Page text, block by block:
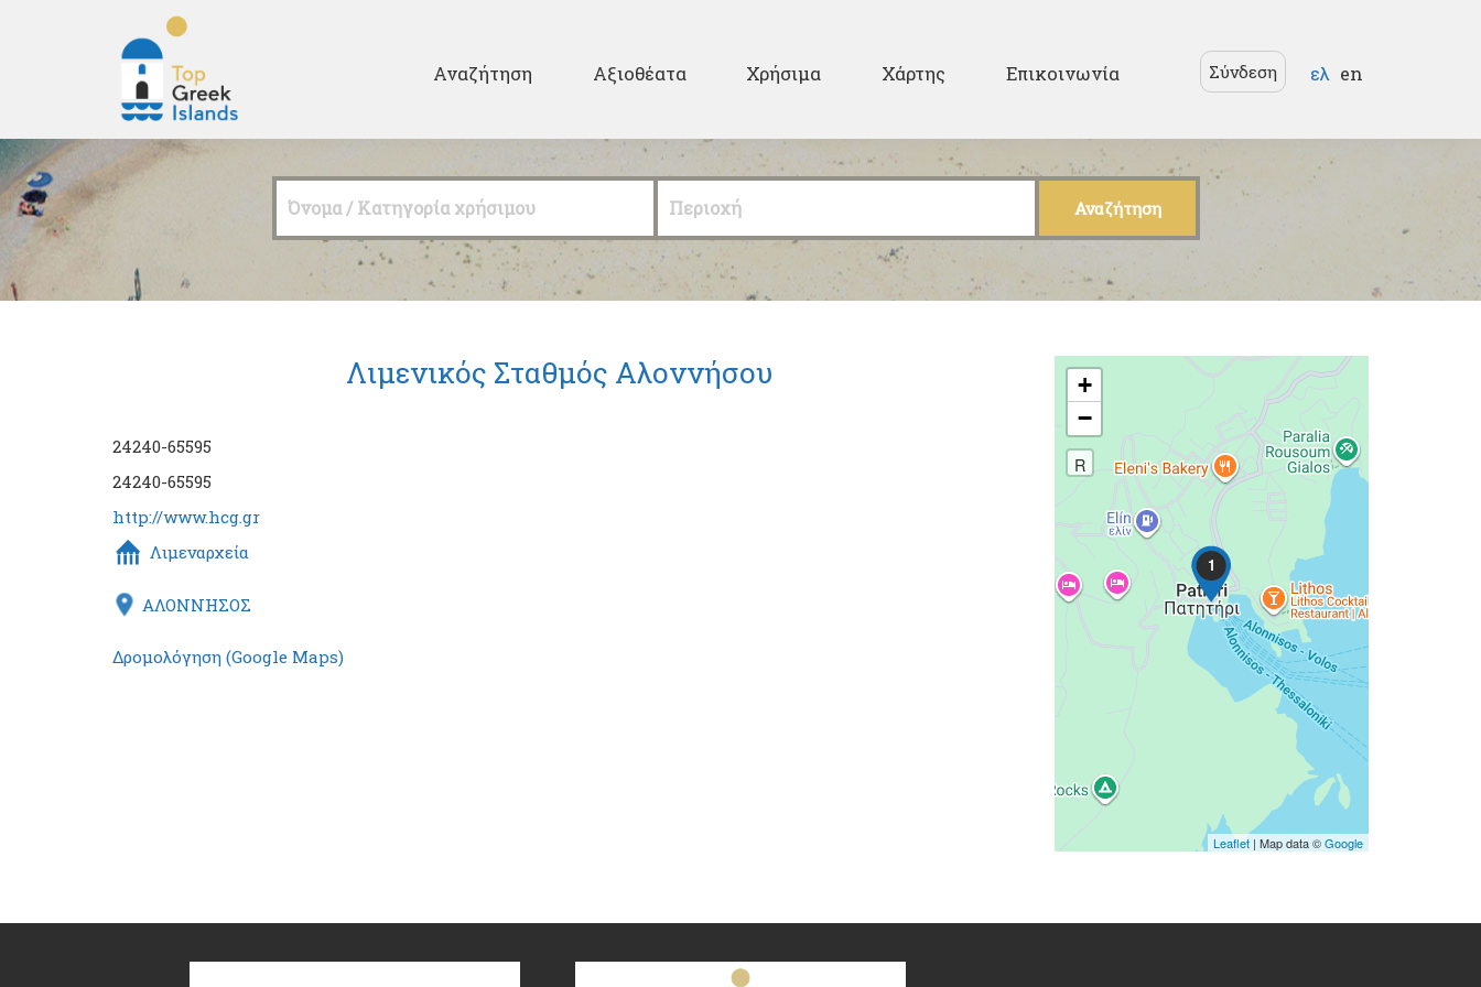
Top
Greek
Secondary
Αναζήτηση Αξιοθέατα Χρήσιμα Χάρτης Επικοινωνία Σύνδεση Γλώσσες
ελ en
Όνομα / Κατηγορία χρήσιμου Περιοχή
Λιμενικός Σταθμός Αλοννήσου
24240-65595
24240-65595
http://www.hcg.gr
Λιμεναρχεία
ΑΛΟΝΝΗΣΟΣ
Δρομολόγηση (Google Maps)
1
+
−
R
Leaflet | Map data ©Google